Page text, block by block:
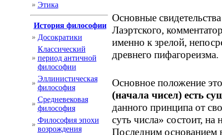
Этика
История философии
Досократики
Классический
период античной
философии
Эллинистическая
философия
Cредневековая
философия
Философия эпохи
возрождения
Основные
Лаэртского,
именно к зрелой,
древнего пифагореизма.
Основное положение
(начала чисел) есть
данного принципа от
суть числа» состоит,
Последним основанием